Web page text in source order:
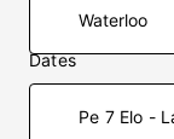
Dates
Pe 7 Elo -